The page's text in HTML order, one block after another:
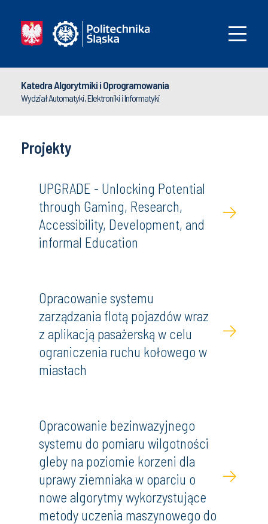
Katedra Algorytmiki i Oprogramowania
Wydział Automatyki, Elektroniki i Informatyki
Projekty
UPGRADE - Unlocking Potential
through Gaming, Research,
Accessibility, Development, and
informal Education
Opracowanie systemu
zarządzania flotą pojazdów wraz
z aplikacją pasażerską w celu
ograniczenia ruchu kołowego w
miastach
Opracowanie bezinwazyjnego
systemu do pomiaru wilgotności
gleby na poziomie korzeni dla
uprawy ziemniaka w oparciu o
nowe algorytmy wykorzystujące
metody uczenia maszynowego do